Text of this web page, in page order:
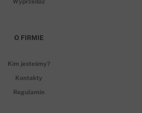
O FIRMIE
Kim jesteśmy?
Kontakty
Regulamin